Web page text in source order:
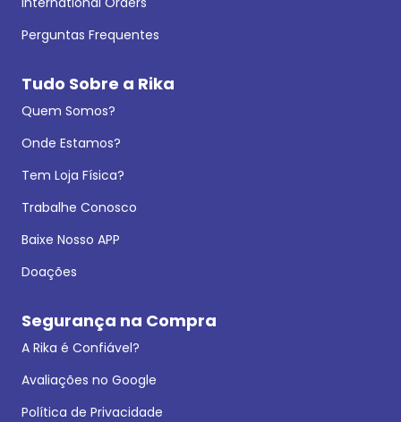
Perguntas Frequentes
Tudo Sobre a Rika
Quem Somos?
Onde Estamos?
Tem Loja Física?
Trabalhe Conosco
Baixe Nosso APP
Doações
Segurança na Compra
A Rika é Confiável?
Avaliações no Google
Política de Privacidade